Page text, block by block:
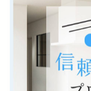
を行い、納得したう
を防ぐポイントです。
築年数が古